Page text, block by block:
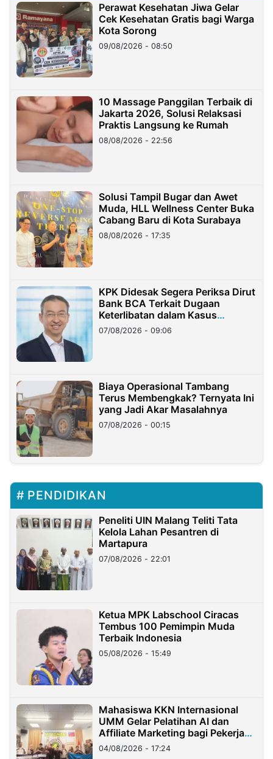
Perawat Kesehatan Jiwa Gelar
Cek Kesehatan Gratis bagi Warga
Kota Sorong
09/08/2026 - 08:50
10 Massage Panggilan Terbaik di
Jakarta 2026, Solusi Relaksasi
Praktis Langsung ke Rumah
08/08/2026 - 22:56
Solusi Tampil Bugar dan Awet
Muda, HLL Wellness Center Buka
Cabang Baru di Kota Surabaya
08/08/2026 - 17:35
KPK Didesak Segera Periksa Dirut
Bank BCA Terkait Dugaan
Keterlibatan dalam Kasus
Hilangnya Dana Nasabah Rp2,58
Miliar
07/08/2026 - 09:06
Biaya Operasional Tambang
Terus Membengkak? Ternyata Ini
yang Jadi Akar Masalahnya
07/08/2026 - 00:15
PENDIDIKAN
Peneliti UIN Malang Teliti Tata
Kelola Lahan Pesantren di
Martapura
07/08/2026 - 22:01
Ketua MPK Labschool Ciracas
Tembus 100 Pemimpin Muda
Terbaik Indonesia
05/08/2026 - 15:49
Mahasiswa KKN Internasional
UMM Gelar Pelatihan AI dan
Affiliate Marketing bagi Pekerja
Migran Indonesia di Taiwan
04/08/2026 - 17:24